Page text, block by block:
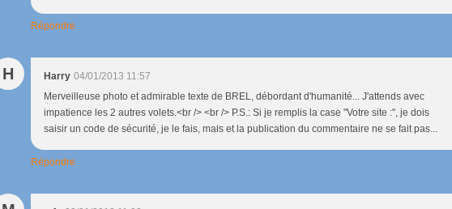
Répondre
H Harry 04/01/2013 11:57
Merveilleuse photo et admirable texte de BREL, débordant d'humanité... J'attends avec
impatience les 2 autres volets.<br /> <br /> P.S.: Si je remplis la case "Votre site :", je dois
saisir un code de sécurité, je le fais, mais et la publication du commentaire ne se fait pas...
Répondre